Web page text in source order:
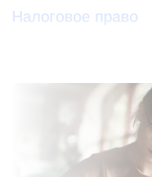
Налоговое право